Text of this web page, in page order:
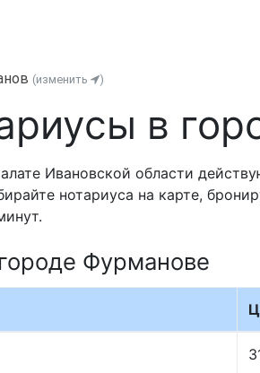
(изменить )
в
Ивановской области
нотариуса на карте,
Фурманове